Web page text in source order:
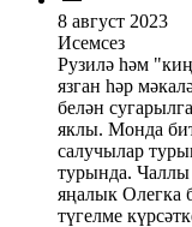
8 август 2023
Исемсез
Рузилә һәм
язган һәр
белән
яклы. Монда
салучылар
турында. Чаллы
яңалык Олегка
түгелме